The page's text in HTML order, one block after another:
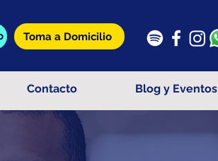
Toma a Domicilio
Contacto Blog y Eventos